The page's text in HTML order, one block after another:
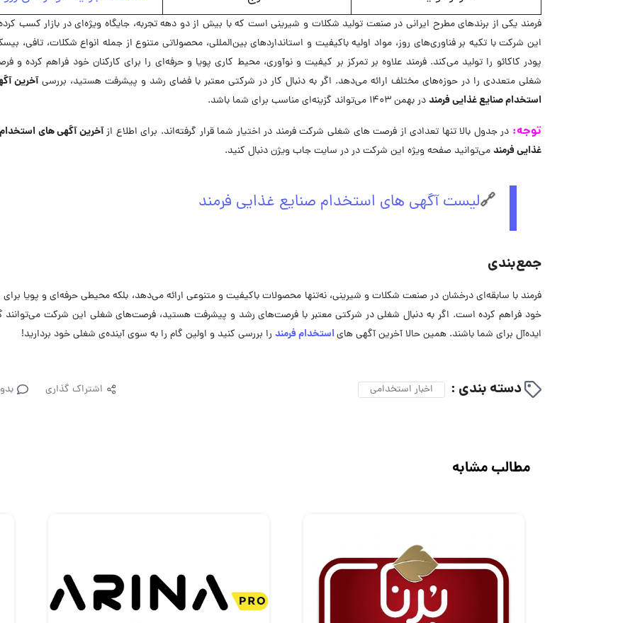
فرمند یکی از برندهای مطرح ایرانی در صنعت تولید شکلات و شیرینی است که با بیش از دو دهه تجربه، جایگاه ویژه‌ای در بازار کسب
این شرکت با تکیه بر فناوری‌های روز، مواد اولیه باکیفیت و استانداردهای بین‌المللی، محصولاتی متنوع از جمله انواع شکلات، تافی،
پودر کاکائو را تولید می‌کند. فرمند علاوه بر تمرکز بر کیفیت و نوآوری، محیط کاری پویا و حرفه‌ای را برای کارکنان خود فراهم کرده و
شغلی متعددی را در حوزه‌های مختلف ارائه می‌دهد. اگر به دنبال کار در شرکتی معتبر با فضای رشد و پیشرفت هستید، بررسیآخرین
استخدام صنایع غذایی فرمنددر بهمن ۱۴۰۳ می‌تواند گزینه‌ای مناسب برای شما باشد.
توجه: در جدول بالا تنها تعدادی از فرصت های شغلی شرکت فرمند در اختیار شما قرار گرفته‌اند. برای اطلاع ازآخرین آگهی های
غذایی فرمندمی‌توانید صفحه ویژه این شرکت در در سایت جاب ویژن دنبال کنید.
🔗لیست آگهی های استخدام صنایع غذایی فرمند
جمع‌بندی
فرمند با سابقه‌ای درخشان در صنعت شکلات و شیرینی، نه‌تنها محصولات باکیفیت و متنوعی ارائه می‌دهد، بلکه محیطی حرفه‌ای و پویا برای
خود فراهم کرده است. اگر به دنبال شغلی در شرکتی معتبر با فرصت‌های رشد و پیشرفت هستید، فرصت‌های شغلی این شرکت می‌توانند
ایده‌آل برای شما باشند. همین حالا آخرین آگهی هایاستخدام فرمند را بررسی کنید و اولین گام را به سوی آینده‌ی شغلی خود بردارید!
دسته بندی : اخبار استخدامی اشتراک گذاری
مطالب مشابه